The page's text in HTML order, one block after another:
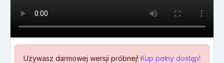
Używasz darmowej wersji próbnej! Kup pełny dostęp!